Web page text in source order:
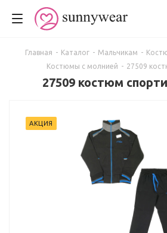
Главная - Каталог - Мальчикам -
Костюмы с молнией - 27509
27509 костюм
АКЦИЯ